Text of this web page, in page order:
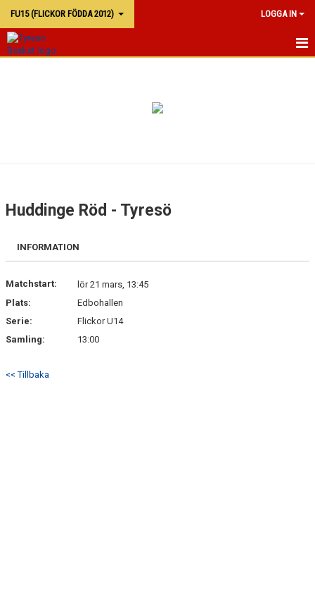
FU15 (FLICKOR FÖDDA 2012) LOGGA IN
Huddinge Röd - Tyresö
INFORMATION
Matchstart:
lör 21 mars, 13:45
Plats:
Edbohallen
Serie:
Flickor U14
Samling:
13:00
<< Tillbaka